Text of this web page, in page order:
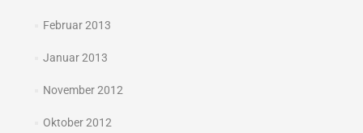
Februar 2013
Januar 2013
November 2012
Oktober 2012